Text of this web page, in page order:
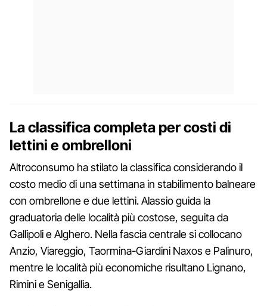
La classifica completa per costi di
lettini e ombrelloni
Altroconsumo ha stilato la classifica considerando il
costo medio di una settimana in stabilimento balneare
con ombrellone e due lettini. Alassio guida la
graduatoria delle località più costose, seguita da
Gallipoli e Alghero. Nella fascia centrale si collocano
Anzio, Viareggio, Taormina-Giardini Naxos e Palinuro,
mentre le località più economiche risultano Lignano,
Rimini e Senigallia.